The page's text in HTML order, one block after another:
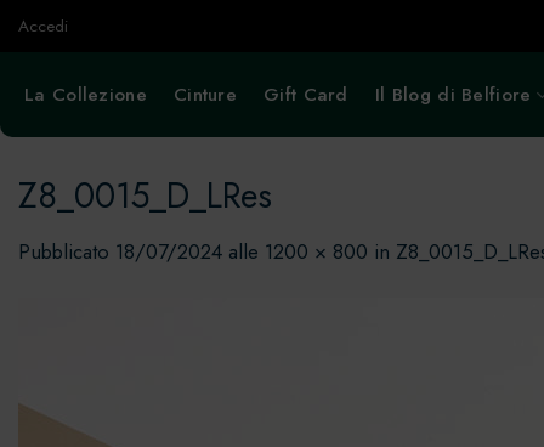
SaltaAccedi
La Collezione Cinture Gift Card Il Blog di Belfiore
Z8_0015_D_LRes
Pubblicato 18/07/2024 alle 1200 × 800 in